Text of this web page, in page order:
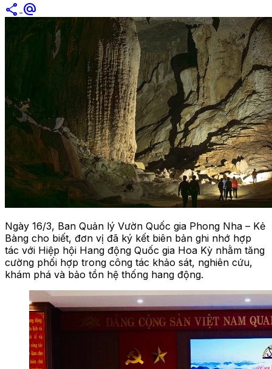
share alternate_email
Ngày 16/3, Ban Quản lý Vườn Quốc gia Phong Nha – Kẻ
Bàng cho biết, đơn vị đã ký kết biên bản ghi nhớ hợp
tác với Hiệp hội Hang động Quốc gia Hoa Kỳ nhằm tăng
cường phối hợp trong công tác khảo sát, nghiên cứu,
khám phá và bảo tồn hệ thống hang động.